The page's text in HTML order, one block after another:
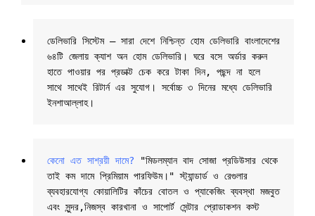
ডেলিভারি সিস্টেম – সারা দেশে নিশ্চিন্ত হোম ডেলিভারি বাংলাদেশের
৬৪টি জেলায় ক্যাশ অন হোম ডেলিভারি। ঘরে বসে অর্ডার করুন
হাতে পাওয়ার পর প্রডাক্ট চেক করে টাকা দিন, পছন্দ না হলে
সাথে সাথেই রিটার্ন এর সুযোগ। সর্বোচ্চ ৩ দিনের মধ্যে ডেলিভারি
ইনশাআল্লাহ।
কেনো এত সাশ্রয়ী দামে? "মিডলম্যান বাদ সোজা প্রডিউসার থেকে
তাই কম দামে প্রিমিয়াম পারফিউম।" স্ট্যান্ডার্ড ও রেগুলার
ব্যবহারযোগ্য কোয়ালিটির কাঁচের বোতল ও প্যাকেজিং ব্যবস্থা মজবুত
এবং সুন্দর,নিজস্ব কারখানা ও সাপোর্ট সেন্টার প্রোডাকশন কস্ট